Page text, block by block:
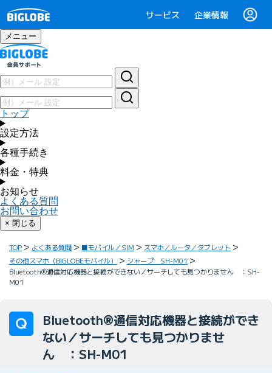
サービス 企業情報
メニュー
トップ
設定方法
各種手続き
料金・特典
お知らせ
よくある質問
お問い合わせ
× 閉じる
TOP よくある質問 ■モバイル／SIM
スマホ／ルータ／タブレット
その他スマホ（BIGLOBEモバイル）
シャープ SH-M01
Bluetooth®通信対応機器と接続ができない／サーチしても見つかりません ：SH-
M01
Bluetooth®通信対応機器と接続ができ
ない／サーチしても見つかりませ
ん ：SH-M01